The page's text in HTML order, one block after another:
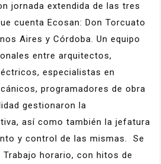
jornada extendida de las tres
cuenta Ecosan: Don Torcuato
Aires y Córdoba. Un equipo
entre arquitectos,
especialistas en
programadores de obra
gestionaron la
así como también la jefatura
y control de las mismas. Se
horario, con hitos de